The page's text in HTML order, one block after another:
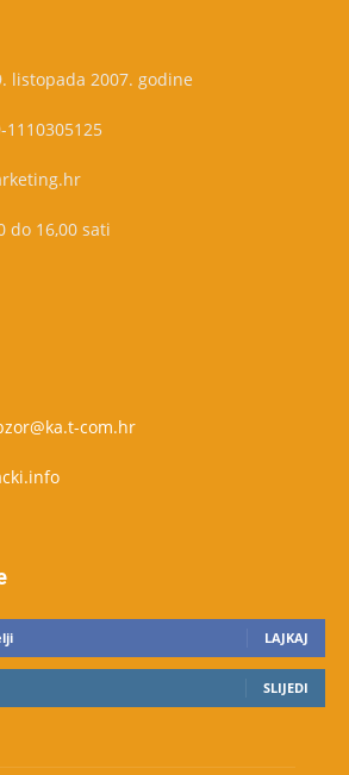
listopada 2007. godine
1110305125
do 16,00 sati
com.hr
LAJKAJ
SLIJEDI